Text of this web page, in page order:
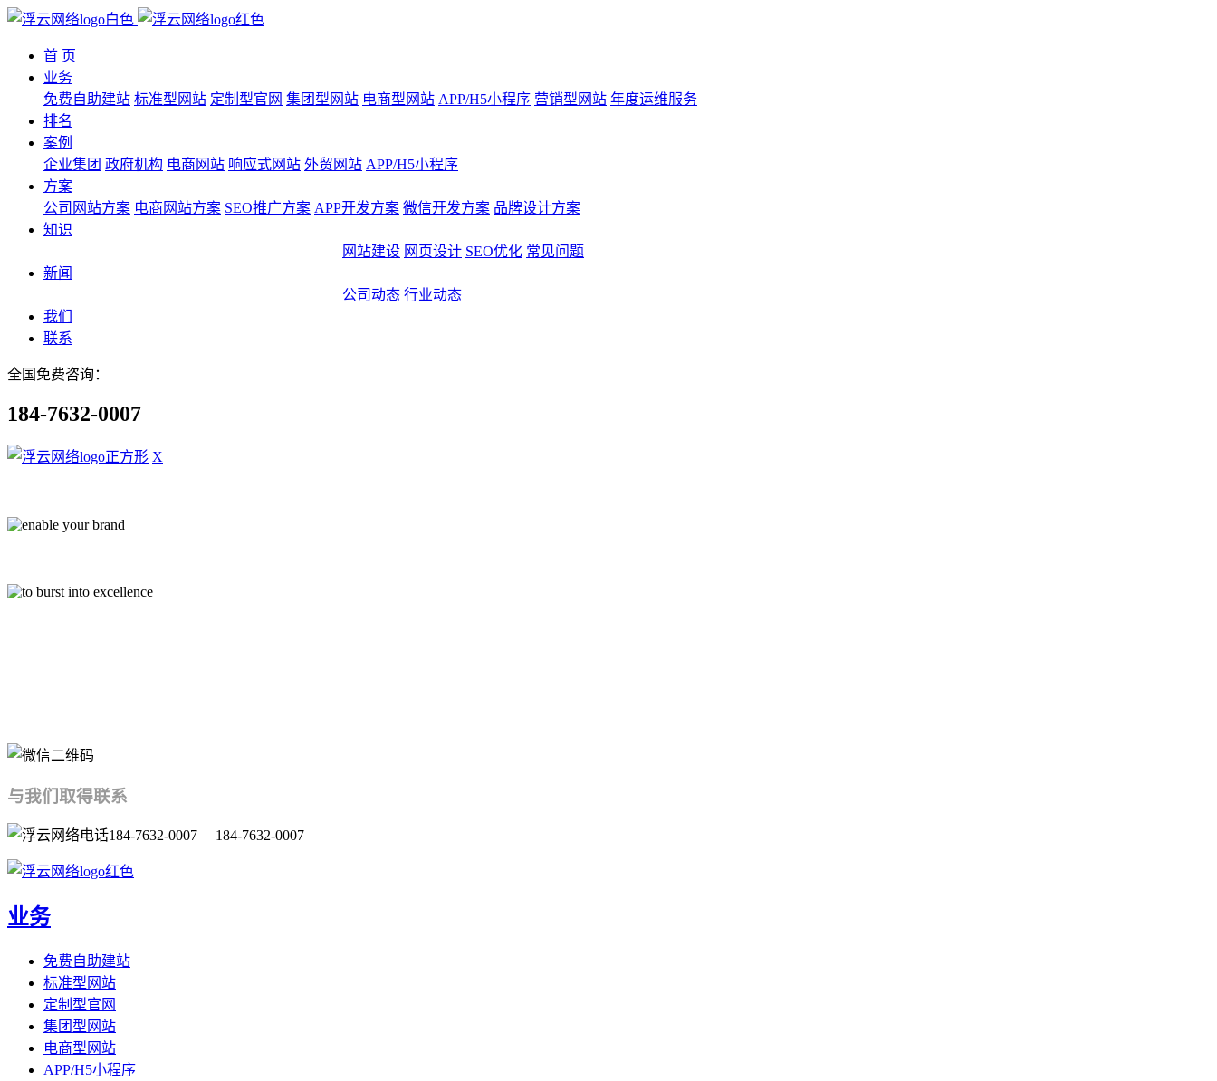
首 页
业务
免费自助建站 标准型网站 定制型官网 集团型网站 电商型网站 APP/H5小程序 营销型网站 年度运维服务
排名
案例
企业集团 政府机构 电商网站 响应式网站 外贸网站 APP/H5小程序
方案
公司网站方案 电商网站方案 SEO推广方案 APP开发方案 微信开发方案 品牌设计方案
知识
网站建设 网页设计 SEO优化 常见问题
新闻
公司动态 行业动态
我们
联系
全国免费咨询：
184-7632-0007
X
与我们取得联系
184-7632-0007 184-7632-0007
业务
免费自助建站
标准型网站
定制型官网
集团型网站
电商型网站
APP/H5小程序